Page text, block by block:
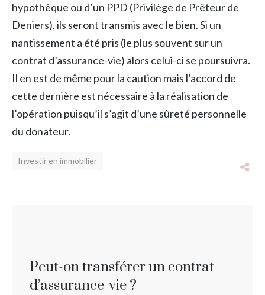
hypothèque ou d’un PPD (Privilège de Prêteur de
Deniers), ils seront transmis avec le bien. Si un
nantissement a été pris (le plus souvent sur un
contrat d’assurance-vie) alors celui-ci se poursuivra.
Il en est de même pour la caution mais l’accord de
cette dernière est nécessaire à la réalisation de
l’opération puisqu’il s’agit d’une sûreté personnelle
du donateur.
Investir en immobilier
Peut-on transférer un contrat
d’assurance-vie ?